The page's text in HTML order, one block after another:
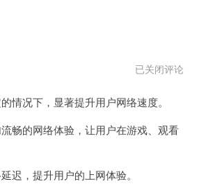
飞
熊
速
器
2024
已关闭评论
况下，显著提升用户网络速度。
畅的网络体验，让用户在游戏、观看
，提升用户的上网体验。